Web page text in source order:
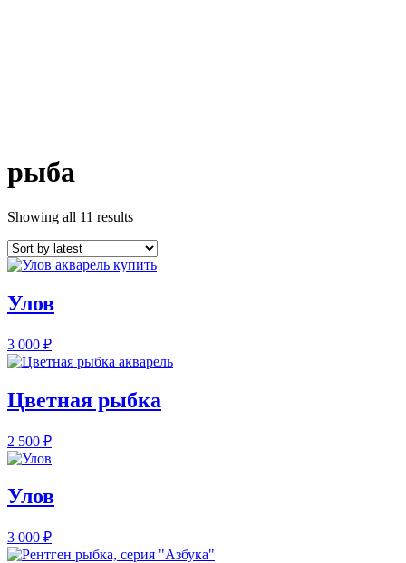
рыба
Showing all 11 results
Улов
3 000 ₽
Цветная рыбка
2 500 ₽
Улов
3 000 ₽